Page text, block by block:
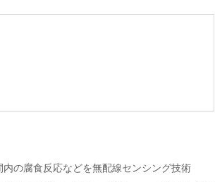
の腐食反応などを無配線センシング技術